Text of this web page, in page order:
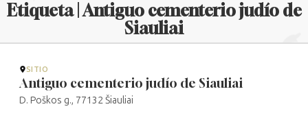
Etiqueta | Antiguo cementerio judío de
Siauliai
SITIO
Antiguo cementerio judío de Siauliai
D. Poškos g., 77132 Šiauliai